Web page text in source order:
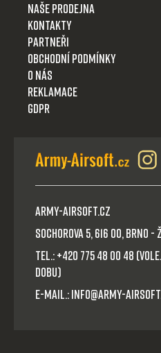
Naše prodejna
Kontakty
Partneři
Obchodní podmínky
O nás
Reklamace
GDPR
Army-Airsoft.cz
Sochorova 5, 616 00, Brno
Tel.: +420 775 48 00 48
dobu)
E-mail.: info@army-